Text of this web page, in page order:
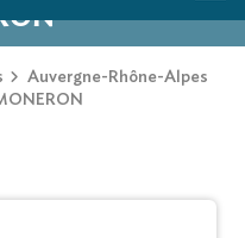
Auvergne-Rhône-Alpes